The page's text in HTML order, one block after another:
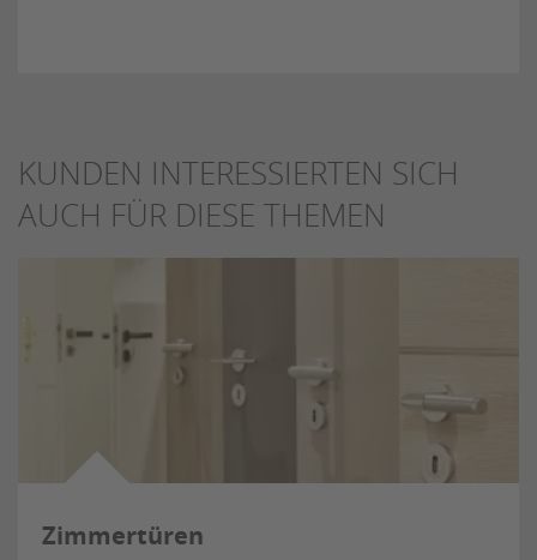
KUNDEN INTERESSIERTEN SICH
AUCH FÜR DIESE THEMEN
Zimmertüren